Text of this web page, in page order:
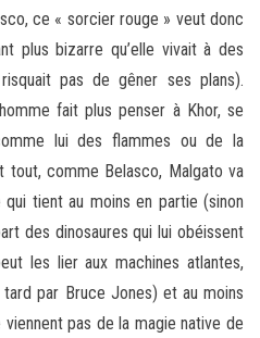
ce « sorcier rouge » veut donc
plus bizarre qu’elle vivait à des
pas de gêner ses plans).
fait plus penser à Khor, se
lui des flammes ou de la
comme Belasco, Malgato va
qui tient au moins en partie (sinon
des dinosaures qui lui obéissent
les lier aux machines atlantes,
par Bruce Jones) et au moins
pas de la magie native de